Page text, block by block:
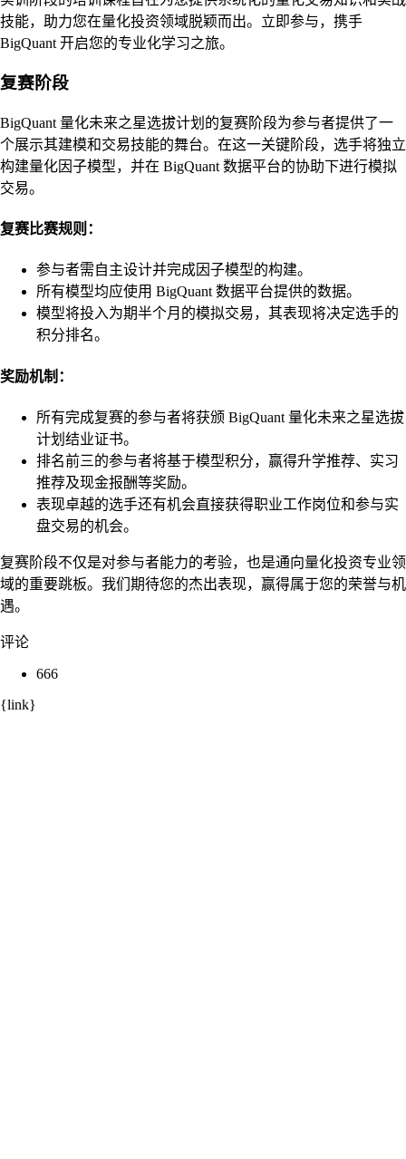
技能，助力您在量化投资领域脱颖而出。立即参与，携手
BigQuant 开启您的专业化学习之旅。
复赛阶段
BigQuant 量化未来之星选拔计划的复赛阶段为参与者提供了一
个展示其建模和交易技能的舞台。在这一关键阶段，选手将独立
构建量化因子模型，并在 BigQuant 数据平台的协助下进行模拟
交易。
复赛比赛规则：
参与者需自主设计并完成因子模型的构建。
所有模型均应使用 BigQuant 数据平台提供的数据。
模型将投入为期半个月的模拟交易，其表现将决定选手的
积分排名。
奖励机制：
所有完成复赛的参与者将获颁 BigQuant 量化未来之星选拔
计划结业证书。
排名前三的参与者将基于模型积分，赢得升学推荐、实习
推荐及现金报酬等奖励。
表现卓越的选手还有机会直接获得职业工作岗位和参与实
盘交易的机会。
复赛阶段不仅是对参与者能力的考验，也是通向量化投资专业领
域的重要跳板。我们期待您的杰出表现，赢得属于您的荣誉与机
遇。
评论
666
{link}